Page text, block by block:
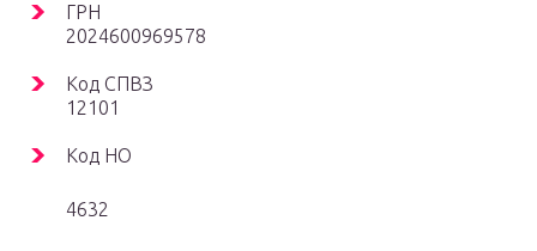
ГРН
2024600969578
Код СПВЗ
12101
Код НО
4632